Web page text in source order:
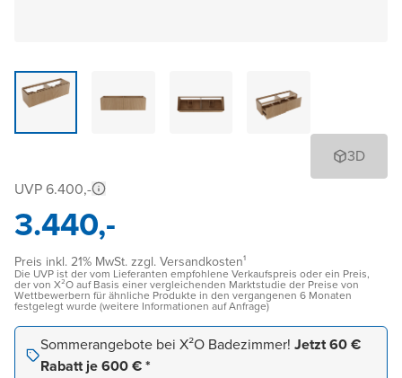
3D
UVP 6.400,-
3.440,-
Preis inkl. 21% MwSt. zzgl. Versandkosten¹
Die UVP ist der vom Lieferanten empfohlene Verkaufspreis oder ein Preis,
der von X²O auf Basis einer vergleichenden Marktstudie der Preise von
Wettbewerbern für ähnliche Produkte in den vergangenen 6 Monaten
festgelegt wurde (weitere Informationen auf Anfrage)
Sommerangebote bei X²O Badezimmer! Jetzt 60 €
Rabatt je 600 € *